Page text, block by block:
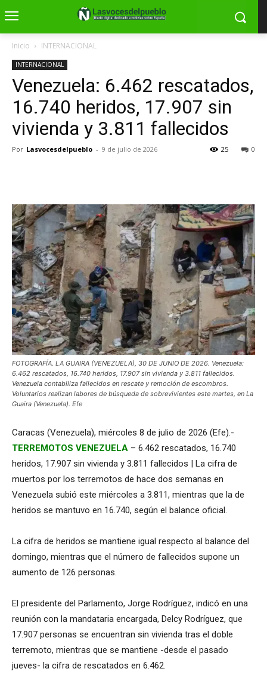
Inicio INTERNACIONAL
INTERNACIONAL
Venezuela: 6.462 rescatados,
16.740 heridos, 17.907 sin
vivienda y 3.811 fallecidos
Por Lasvocesdelpueblo - 9 de julio de 2026 0
25
FOTOGRAFÍA. LA GUAIRA (VENEZUELA), 30 DE JUNIO DE 2026. Venezuela:
6.462 rescatados, 16.740 heridos, 17.907 sin vivienda y 3.811 fallecidos.
Venezuela contabiliza fallecidos en rescate y remoción de escombros.
Voluntarios realizan labores de búsqueda de sobrevivientes este martes, en La
Guaira (Venezuela). Efe
Caracas (Venezuela), miércoles 8 de julio de 2026 (Efe).-
TERREMOTOS VENEZUELA – 6.462 rescatados, 16.740
heridos, 17.907 sin vivienda y 3.811 fallecidos | La cifra de
muertos por los terremotos de hace dos semanas en
Venezuela subió este miércoles a 3.811, mientras que la de
heridos se mantuvo en 16.740, según el balance oficial.
La cifra de heridos se mantiene igual respecto al balance del
domingo, mientras que el número de fallecidos supone un
aumento de 126 personas.
El presidente del Parlamento, Jorge Rodríguez, indicó en una
reunión con la mandataria encargada, Delcy Rodríguez, que
17.907 personas se encuentran sin vivienda tras el doble
terremoto, mientras que se mantiene -desde el pasado
jueves- la cifra de rescatados en 6.462.